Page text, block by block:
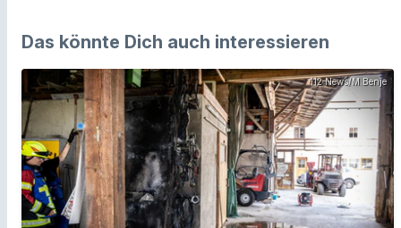
Das könnte Dich auch interessieren
112 News/M.Benje